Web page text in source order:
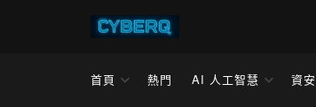
首頁 熱門 AI 人工智慧 資安